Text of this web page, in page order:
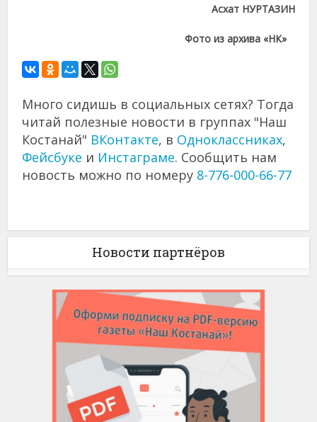
Асхат НУРТАЗИН
Фото из архива «НК»
Много сидишь в социальных сетях? Тогда
читай полезные новости в группах "Наш
Костанай" ВКонтакте, в Одноклассниках,
Фейсбуке и Инстаграме. Сообщить нам
новость можно по номеру 8-776-000-66-77
Новости партнёров